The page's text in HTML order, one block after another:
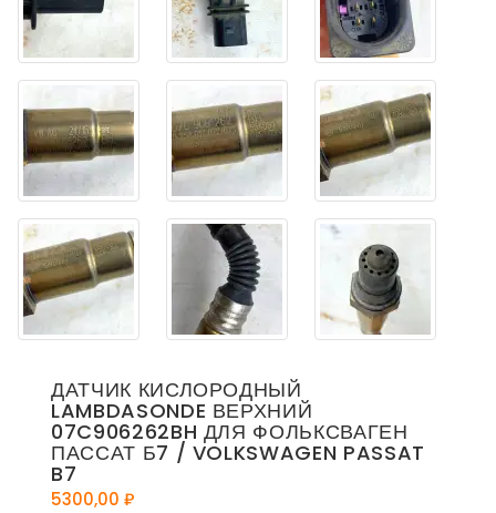
ДАТЧИК КИСЛОРОДНЫЙ
LAMBDASONDE ВЕРХНИЙ
07C906262BH ДЛЯ ФОЛЬКСВАГЕН
ПАССАТ Б7 / VOLKSWAGEN PASSAT
B7
5300,00 ₽